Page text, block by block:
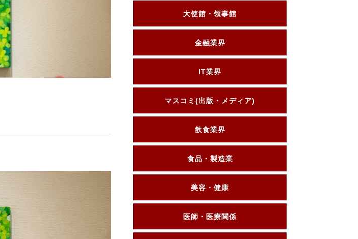
大使館・領事館
金融業界
IT業界
マスコミ(出版・メディア)
飲食業界
食品・製造業
美容・健康
医師・医療関係